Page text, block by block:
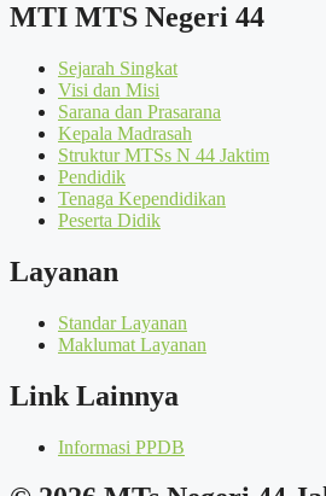
MTI MTS Negeri 44
Sejarah Singkat
Visi dan Misi
Sarana dan Prasarana
Kepala Madrasah
Struktur MTSs N 44 Jaktim
Pendidik
Tenaga Kependidikan
Peserta Didik
Layanan
Standar Layanan
Maklumat Layanan
Link Lainnya
Informasi PPDB